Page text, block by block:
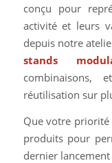
conçu pour
activité et leurs
depuis notre
stands
combinaisons,
réutilisation sur
Que votre
produits pour
dernier